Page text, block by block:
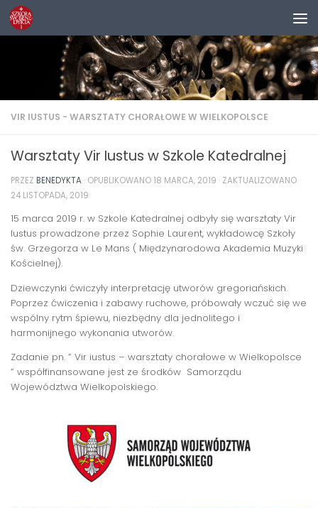
Przejdź do treści
VIR IUSTUS - WARSZTATY CHORAŁOWE W WIELKOPOLSCE
Warsztaty Vir Iustus w Szkole Katedralnej
PRZEZ BENEDYKTA · OPUBLIKOWANO 18 MARCA, 2019 · ZAKTUALIZOWANO
24 LISTOPADA, 2019
15 marca 2019 r. w Szkole Katedralnej odbyły się warsztaty Vir
Iustus prowadzone przez Sophie Laurent, wykładowcę Szkoły
św. Grzegorza w Le Mans ( Międzynarodowa Akademia Muzyki
Kościelnej).
Dziewczynki ćwiczyły interpretację utworów gregoriańskich.
Poprzez ćwiczenia i zabawy ruchowe, próbowały wczuć się we
wspólny rytm śpiewu, niezbędny dla jednolitego i
harmonijnego wykonania utworów.
Zadanie pn. ” Vir iustus – warsztaty chorałowe w Wielkopolsce
” współfinansowane jest ze środków Samorządu
Województwa Wielkopolskiego.